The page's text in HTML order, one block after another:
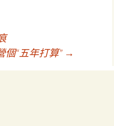
“五年打算” →